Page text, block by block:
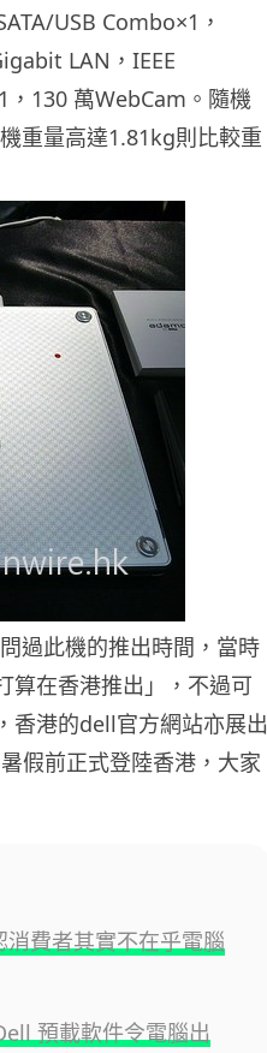
USB Combo×1，
LAN，IEEE
130 萬WebCam。隨機
重量高達1.81kg則比較重
過此機的推出時間，當時
算在香港推出」，不過可
香港的dell官方網站亦展出
假前正式登陸香港，大家
費者其實不在乎電腦
預載軟件令電腦出